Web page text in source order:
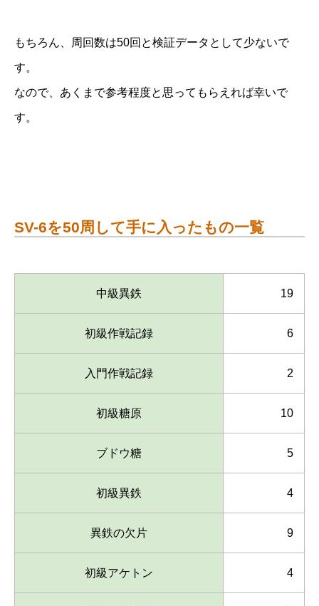
もちろん、周回数は50回と検証データとして少ないで
す。
なので、あくまで参考程度と思ってもらえれば幸いで
す。
SV-6を50周して手に入ったもの一覧
中級異鉄 19
初級作戦記録 6
入門作戦記録 2
初級糖原 10
ブドウ糖 5
初級異鉄 4
異鉄の欠片 9
初級アケトン 4